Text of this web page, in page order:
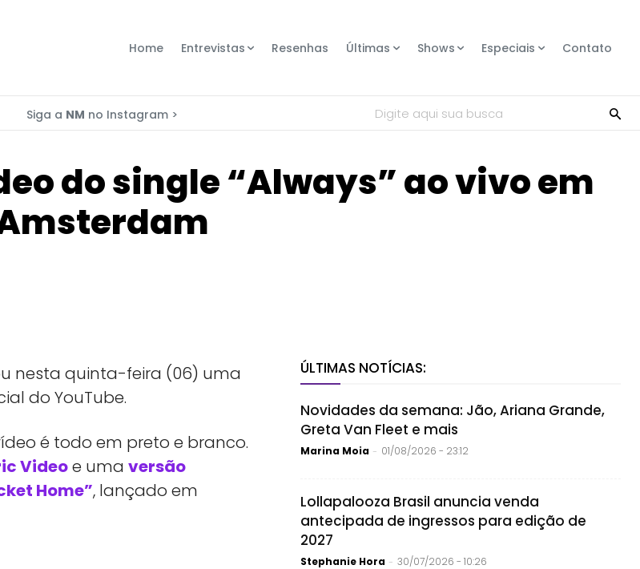
Home Entrevistas Resenhas Últimas Shows Especiais Contato
Siga a NM no Instagram > Digite aqui sua busca
do single “Always” ao vivo em
nesta quinta-feira (06) uma
do YouTube.
é todo em preto e branco.
Videoe uma versão
Home”, lançado em
ÚLTIMAS NOTÍCIAS:
Novidades da semana: Jão, Ariana Grande,
Greta Van Fleet e mais
Marina Moia - 01/08/2026 - 23:12
Lollapalooza Brasil anuncia venda
antecipada de ingressos para edição de
2027
Stephanie Hora - 30/07/2026 - 10:26